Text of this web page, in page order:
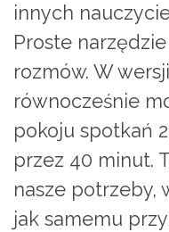
innych
Proste
rozmów. W
równocześnie
pokoju spotkań
przez 40 minut.
nasze potrzeby,
jak samemu